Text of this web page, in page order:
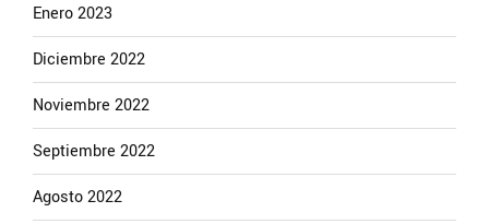
Enero 2023
Diciembre 2022
Noviembre 2022
Septiembre 2022
Agosto 2022